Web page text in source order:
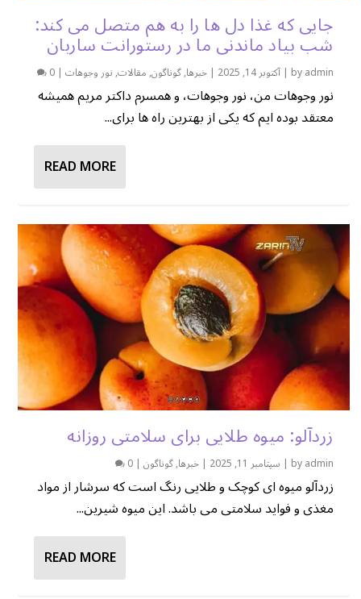
جایی که غذا دل ها را به هم متصل می کند:
شب بیاد ماندنی ما در رستورانت ساربان
byadmin
|آکتوبر 14, 2025 |خبرها,گوناگون,مقالات,نور وجوهات |
0
نور وجوهات من، نور وجوهات، و همسرم داکتر مریم همیشه
معتقد بوده ایم که یکی از بهترین راه ها برای...
READ MORE
زردآلو: میوه طلایی برای سلامتی روزانه
byadmin
| سپتامبر 11, 2025 |خبرها,گوناگون |
0
زردآلو میوه ای کوچک و طلایی رنگ است که سرشار از مواد
مغذی و فواید سلامتی می باشد. این میوه شیرین...
READ MORE